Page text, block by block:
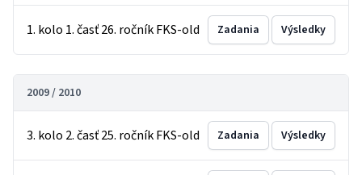
1. kolo 1. časť 26. ročník FKS-old Zadania Výsledky
2009 / 2010
3. kolo 2. časť 25. ročník FKS-old Zadania Výsledky